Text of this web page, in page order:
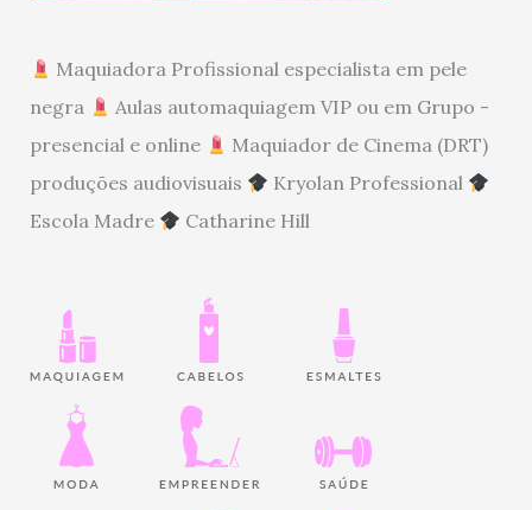
Maquiadora Profissional especialista em pele
negra
Aulas automaquiagem VIP ou em Grupo -
presencial e online
Maquiador de Cinema (DRT)
produções audiovisuais
Kryolan Professional
Escola Madre
Catharine Hill